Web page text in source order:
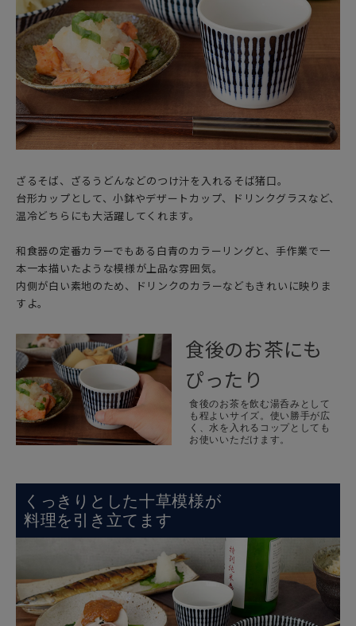
ざるそば、ざるうどんなどのつけ汁を入れるそば猪口。
台形カップとして、小鉢やデザートカップ、ドリンクグラスなど、
温冷どちらにも大活躍してくれます。
和食器の定番カラーでもある白青のカラーリングと、手作業で一
本一本描いたような模様が上品な雰囲気。
内側が白い素地のため、ドリンクのカラーなどもきれいに映りま
すよ。
食後のお茶にも
ぴったり
食後のお茶を飲む湯呑みとして
も程よいサイズ。使い勝手が広
く、水を入れるコップとしても
お使いいただけます。
くっきりとした十草模様が
料理を引き立てます